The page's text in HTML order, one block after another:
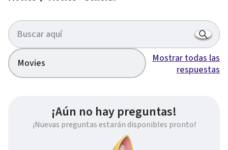
Movies
Mostrar todas las
respuestas
¡Aún no hay preguntas!
¡Nuevas preguntas estarán disponibles pronto!